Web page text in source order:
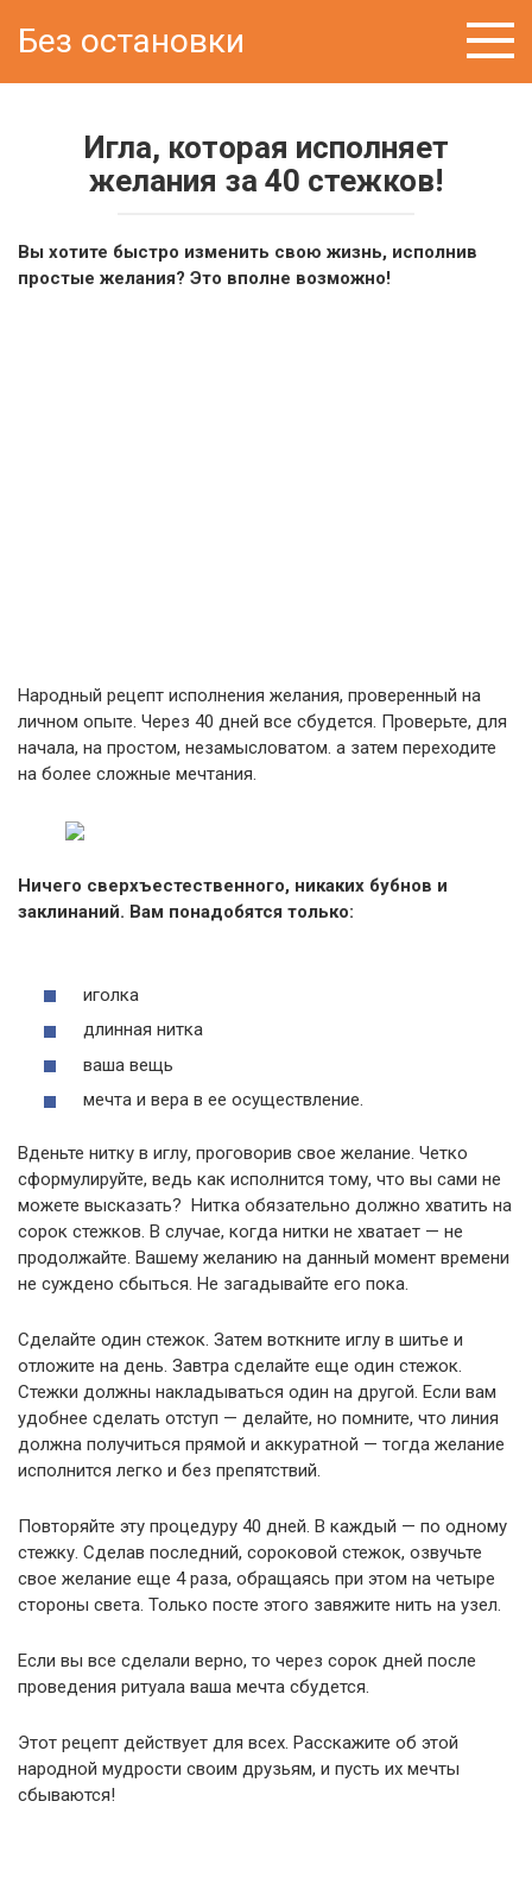
Без остановки
Игла, которая исполняет
желания за 40 стежков!
Вы хотите быстро изменить свою жизнь, исполнив
простые желания? Это вполне возможно!
Народный рецепт исполнения желания, проверенный на
личном опыте. Через 40 дней все сбудется. Проверьте, для
начала, на простом, незамысловатом. а затем переходите
на более сложные мечтания.
Ничего сверхъестественного, никаких бубнов и
заклинаний. Вам понадобятся только:
иголка
длинная нитка
ваша вещь
мечта и вера в ее осуществление.
Вденьте нитку в иглу, проговорив свое желание. Четко
сформулируйте, ведь как исполнится тому, что вы сами не
можете высказать? Нитка обязательно должно хватить на
сорок стежков. В случае, когда нитки не хватает — не
продолжайте. Вашему желанию на данный момент времени
не суждено сбыться. Не загадывайте его пока.
Сделайте один стежок. Затем воткните иглу в шитье и
отложите на день. Завтра сделайте еще один стежок.
Стежки должны накладываться один на другой. Если вам
удобнее сделать отступ — делайте, но помните, что линия
должна получиться прямой и аккуратной — тогда желание
исполнится легко и без препятствий.
Повторяйте эту процедуру 40 дней. В каждый — по одному
стежку. Сделав последний, сороковой стежок, озвучьте
свое желание еще 4 раза, обращаясь при этом на четыре
стороны света. Только посте этого завяжите нить на узел.
Если вы все сделали верно, то через сорок дней после
проведения ритуала ваша мечта сбудется.
Этот рецепт действует для всех. Расскажите об этой
народной мудрости своим друзьям, и пусть их мечты
сбываются!